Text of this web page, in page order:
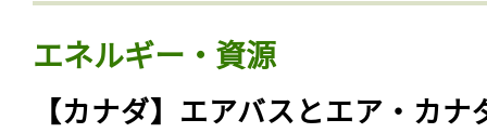
エネルギー・資源
【カナダ】エアバスとエア・カナ